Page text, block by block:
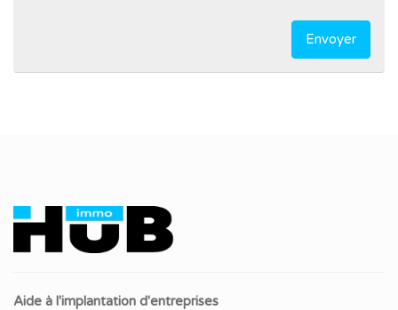
Envoyer
Aide à l'implantation d'entreprises